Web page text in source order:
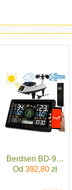
Berdsen BD-
Od392,80 zł